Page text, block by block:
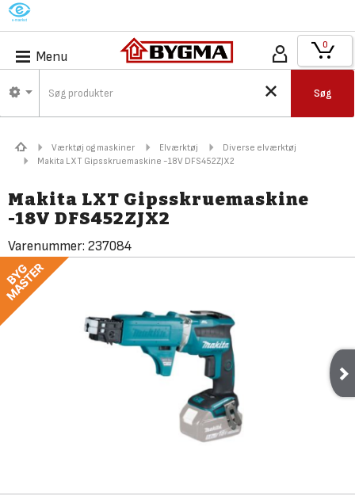
M
Menu
Søg
0
Værktøj og maskiner Elværktøj
Diverse elværktøj
Makita LXT Gipsskruemaskine -18V DFS452ZJX2
Makita LXT Gipsskruemaskine
-18V DFS452ZJX2
Varenummer: 237084